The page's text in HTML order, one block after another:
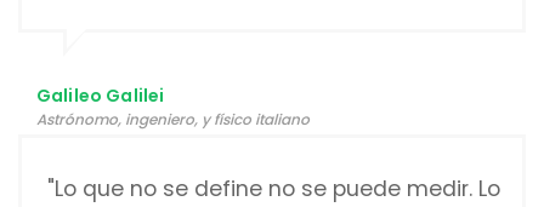
Galileo Galilei
Astrónomo, ingeniero,​​ y físico italiano
"Lo que no se define no se puede medir. Lo